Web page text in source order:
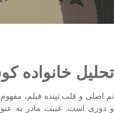
خانواده
اصلی و قلب تپنده فیلم، مفهوم
دوری است. غیبت مادر به